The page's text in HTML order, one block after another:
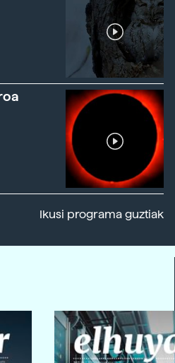
Ikusi programa guztiak